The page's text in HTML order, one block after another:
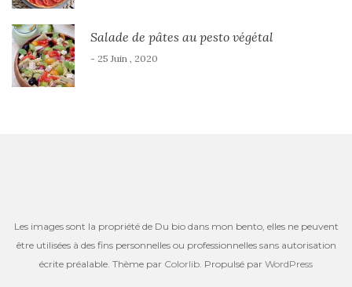
Salade de pâtes au pesto végétal
- 25 Juin , 2020
Les images sont la propriété de Du bio dans mon bento, elles ne peuvent
être utilisées à des fins personnelles ou professionnelles sans autorisation
écrite préalable. Thème par Colorlib . Propulsé par WordPress